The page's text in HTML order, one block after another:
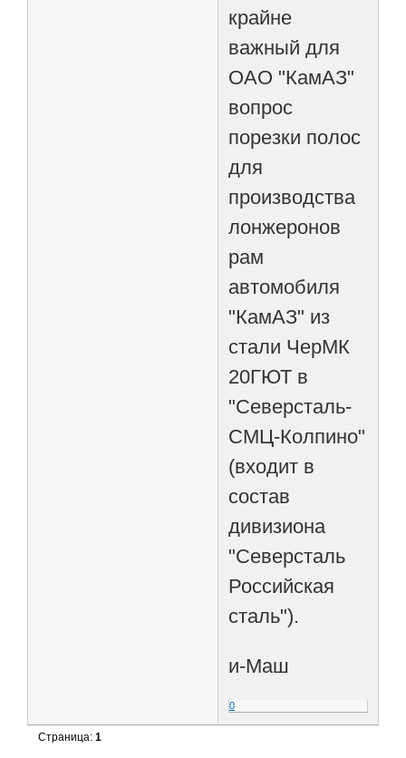
крайне
важный для
ОАО "КамАЗ"
вопрос
порезки полос
для
производства
лонжеронов
рам
автомобиля
"КамАЗ" из
стали ЧерМК
20ГЮТ в
"Северсталь-
СМЦ-Колпино"
(входит в
состав
дивизиона
"Северсталь
Российская
сталь").
и-Маш
0
Страница:1